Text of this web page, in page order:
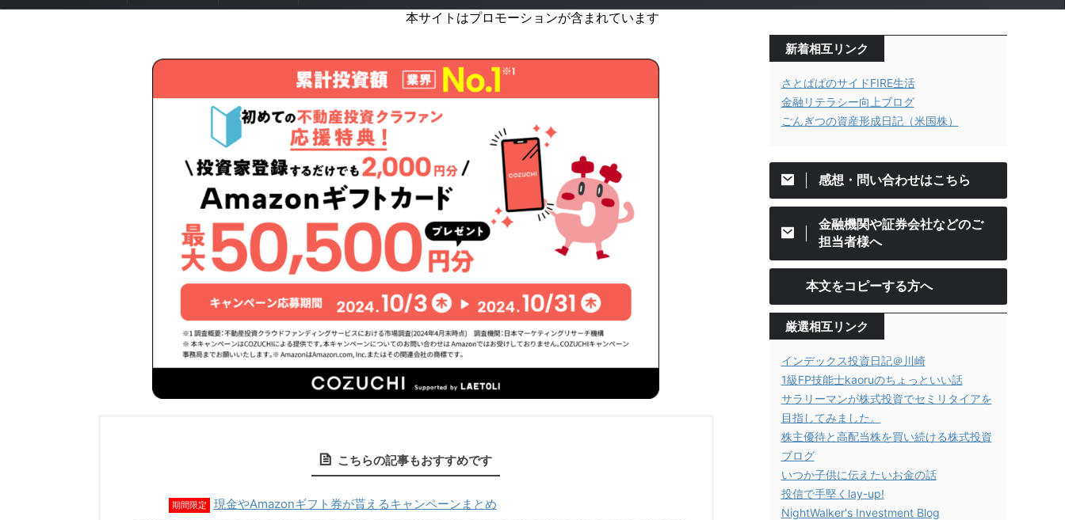
本サイトはプロモーションが含まれています
こちらの記事もおすすめです
期間限定 現金やAmazonギフト券が貰えるキャンペーンまとめ
新着相互リンク
さとぱぱのサイドFIRE生活
金融リテラシー向上ブログ
ごんぎつの資産形成日記（米国株）
感想・問い合わせはこちら
金融機関や証券会社などのご
担当者様へ
本文をコピーする方へ
厳選相互リンク
インデックス投資日記＠川崎
1級FP技能士kaoruのちょっといい話
サラリーマンが株式投資でセミリタイアを
目指してみました。
株主優待と高配当株を買い続ける株式投資
ブログ
いつか子供に伝えたいお金の話
投信で手堅くlay-up!
NightWalker's Investment Blog